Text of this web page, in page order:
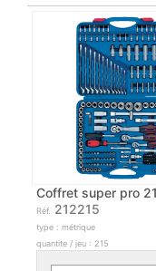
Coffret super pro
Réf. 212215
type : métrique
quantite / jeu : 215